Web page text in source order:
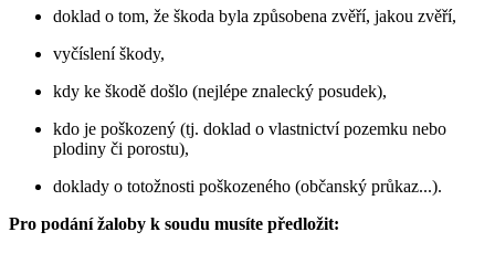
doklad o tom, že škoda byla způsobena zvěří, jakou zvěří,
vyčíslení škody,
kdy ke škodě došlo (nejlépe znalecký posudek),
kdo je poškozený (tj. doklad o vlastnictví pozemku nebo
plodiny či porostu),
doklady o totožnosti poškozeného (občanský průkaz...).
Pro podání žaloby k soudu musíte předložit: